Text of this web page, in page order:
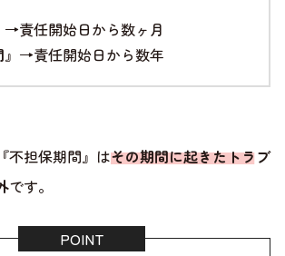
→責任開始日から数ヶ月
』→責任開始日から数年
不担保期間』はその期間に起きたトラブ
です。